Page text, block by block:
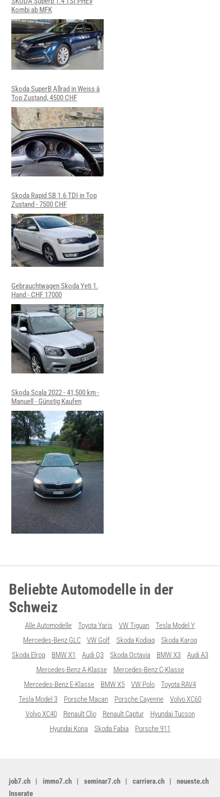
Kombi ab MFK
Skoda SuperB Allrad in Weiss â
Top Zustand, 4500 CHF
Skoda Rapid SB 1.6 TDI in Top
Zustand - 7500 CHF
Gebrauchtwagen Skoda Yeti 1.
Hand - CHF 17000
Skoda Scala 2022 - 41,500 km -
Manuell - Günstig Kaufen
Beliebte Automodelle in der
Schweiz
Alle Automodelle Toyota Yaris VW Tiguan
Tesla Model Y
Mercedes-Benz GLC
VW Golf Skoda Kodiaq
Skoda Karoq
Skoda Elroq
BMW X1 Audi Q3 Skoda Octavia BMW X3
Audi A3
Mercedes-Benz A-Klasse
Mercedes-Benz C-Klasse
Mercedes-Benz E-Klasse
BMW X5 VW Polo
Toyota RAV4
Tesla Model 3
Porsche Macan Porsche Cayenne
Volvo XC60
Volvo XC40
Renault Clio Renault Captur
Hyundai Tucson
Hyundai Kona
Skoda Fabia Porsche 911
job7.ch immo7.ch seminar7.ch carriera.ch
neueste.ch
Inserate